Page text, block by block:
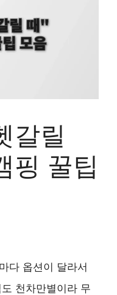
갈릴
핑 꿀팁
다 옵션이 달라서
천차만별이라 무